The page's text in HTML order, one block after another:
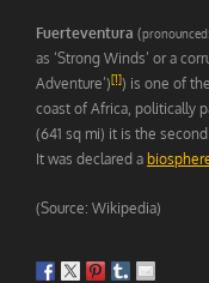
Fuerteventura (pronounced:
as ‘Strong Winds’ or a
Adventure’)[1]) is one of the
coast of Africa, politically
(641 sq mi) it is the
It was declared a
(Source: Wikipedia)